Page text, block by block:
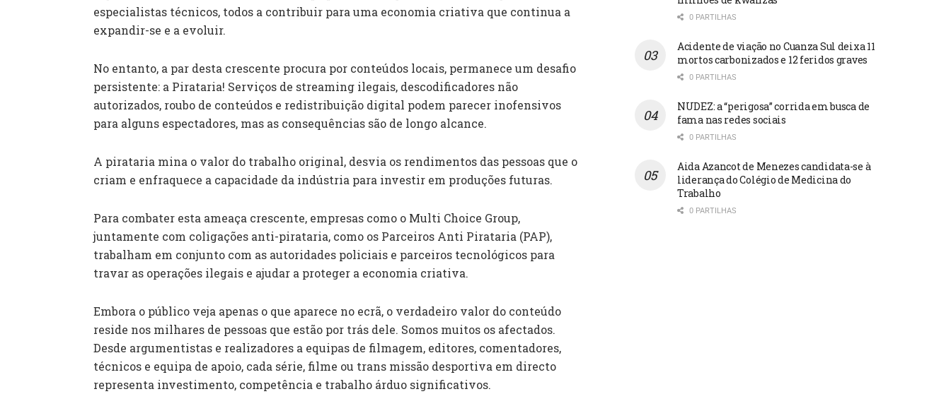
especialistas técnicos, todos a contribuir para uma economia criativa que continua a
expandir-se e a evoluir.
No entanto, a par desta crescente procura por conteúdos locais, permanece um desafio
persistente: a Pirataria! Serviços de streaming ilegais, descodificadores não
autorizados, roubo de conteúdos e redistribuição digital podem parecer inofensivos
para alguns espectadores, mas as consequências são de longo alcance.
A pirataria mina o valor do trabalho original, desvia os rendimentos das pessoas que o
criam e enfraquece a capacidade da indústria para investir em produções futuras.
Para combater esta ameaça crescente, empresas como o Multi Choice Group,
juntamente com coligações anti-pirataria, como os Parceiros Anti Pirataria (PAP),
trabalham em conjunto com as autoridades policiais e parceiros tecnológicos para
travar as operações ilegais e ajudar a proteger a economia criativa.
Embora o público veja apenas o que aparece no ecrã, o verdadeiro valor do conteúdo
reside nos milhares de pessoas que estão por trás dele. Somos muitos os afectados.
Desde argumentistas e realizadores a equipas de filmagem, editores, comentadores,
técnicos e equipa de apoio, cada série, filme ou trans missão desportiva em directo
representa investimento, competência e trabalho árduo significativos.
0 PARTILHAS
Acidente de viação no Cuanza Sul deixa 11
mortos carbonizados e 12 feridos graves
0 PARTILHAS
NUDEZ: a “perigosa” corrida em busca de
fama nas redes sociais
0 PARTILHAS
Aida Azancot de Menezes candidata-se à
liderança do Colégio de Medicina do
Trabalho
0 PARTILHAS